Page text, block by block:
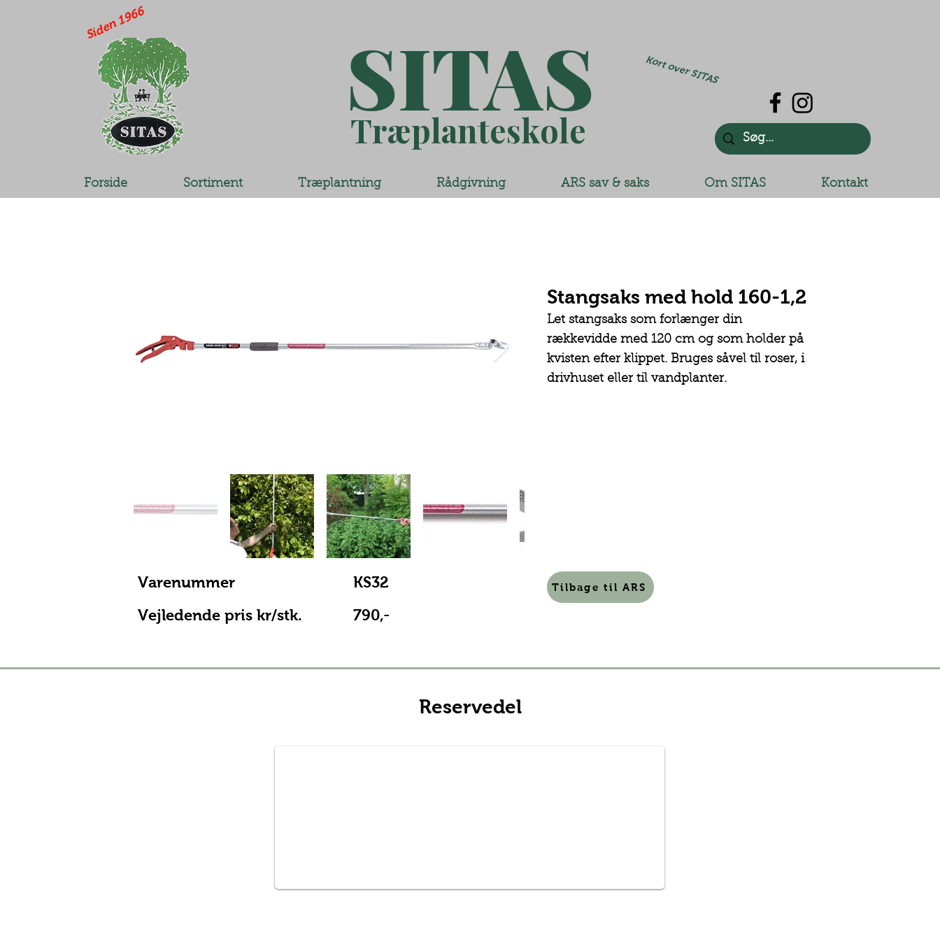
Siden 1966 SITAS
Træplanteskole
Kort over SITAS
Forside Sortiment Træplantning Rådgivning ARS sav & saks Om SITAS Kontakt
Stangsaks med hold 160-1,2
Let stangsaks som forlænger din
rækkevidde med 120 cm og som holder på
kvisten efter klippet. Bruges såvel til roser, i
drivhuset eller til vandplanter.
Varenummer
Vejledende pris kr/stk.
KS32
790,-
Tilbage til ARS
Reservedel